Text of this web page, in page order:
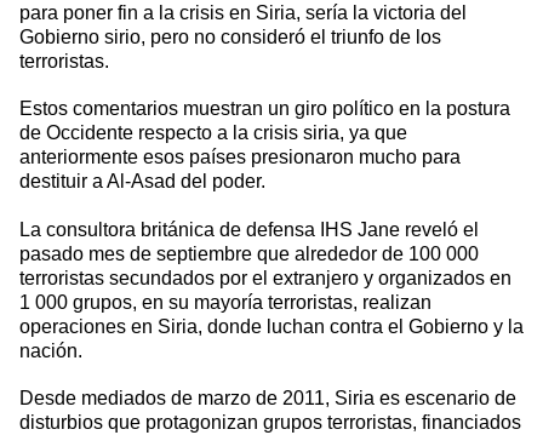
para poner fin a la crisis en Siria, sería la victoria del
Gobierno sirio, pero no consideró el triunfo de los
terroristas.
Estos comentarios muestran un giro político en la postura
de Occidente respecto a la crisis siria, ya que
anteriormente esos países presionaron mucho para
destituir a Al-Asad del poder.
La consultora británica de defensa IHS Jane reveló el
pasado mes de septiembre que alrededor de 100 000
terroristas secundados por el extranjero y organizados en
1 000 grupos, en su mayoría terroristas, realizan
operaciones en Siria, donde luchan contra el Gobierno y la
nación.
Desde mediados de marzo de 2011, Siria es escenario de
disturbios que protagonizan grupos terroristas, financiados